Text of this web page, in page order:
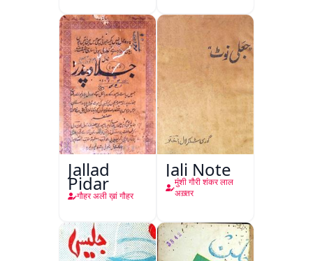
Jallad
Pidar
गौहर अली ख़ां गौहर
Jali Note
मुंशी गौरी शंकर लाल
अख़्तर